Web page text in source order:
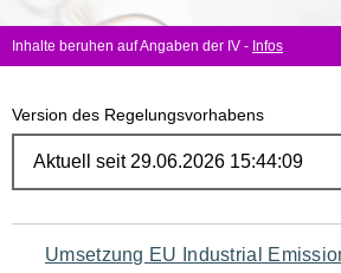
Inhalte beruhen auf Angaben der IV - Infos
Version des Regelungsvorhabens
Navigation
Umsetzung EU Industrial